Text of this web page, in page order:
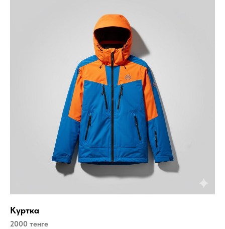
Куртка
2000 тенге